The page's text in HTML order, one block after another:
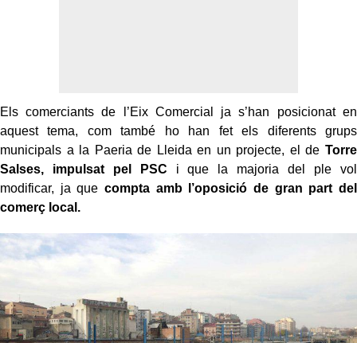
Els comerciants de l’Eix Comercial ja s’han posicionat en
aquest tema, com també ho han fet els diferents grups
municipals a la Paeria de Lleida en un projecte, el de Torre
Salses, impulsat pel PSC i que la majoria del ple vol
modificar, ja que compta amb l’oposició de gran part del
comerç local.